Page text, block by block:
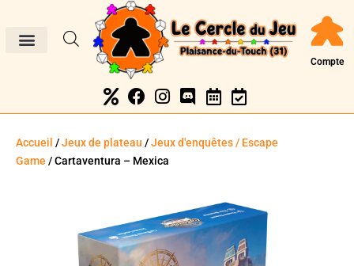
Compte
Accueil /Jeux de plateau /Jeux d'enquêtes / Escape
Game / Cartaventura – Mexica